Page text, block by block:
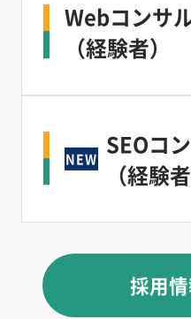
Webコンサ
（経験者）
SEOコ
（経験者
採用